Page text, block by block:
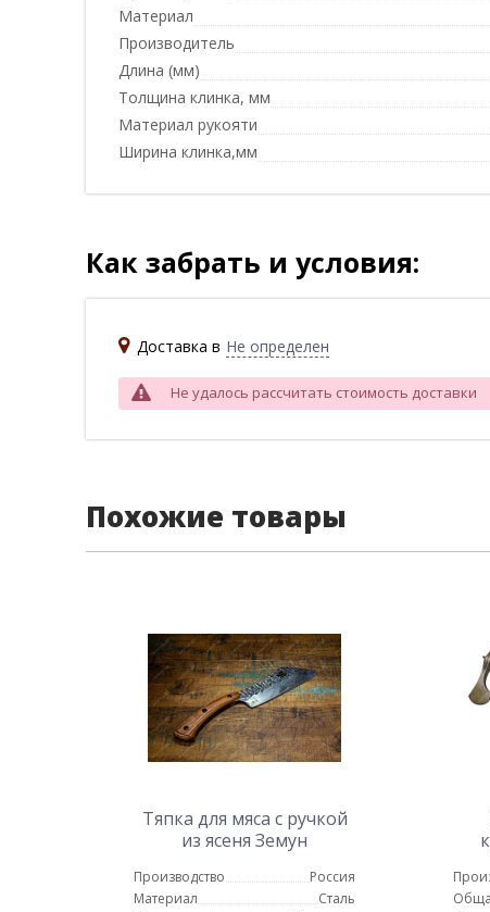
Материал
Производитель
Длина (мм)
Толщина клинка, мм
Материал рукояти
Ширина клинка,мм
Как забрать и условия:
Доставка в Не определен
Не удалось рассчитать стоимость доставки
Похожие товары
Тяпка для мяса с ручкой
из ясеня Земун
Производство
Россия
Материал
Сталь